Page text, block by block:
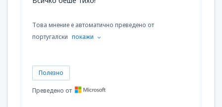
Това мнение е автоматично преведено от
португалски покажи
Полезно
Преведено от